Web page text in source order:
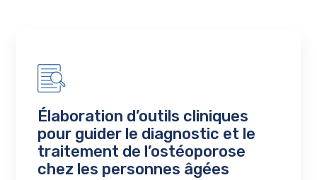
Élaboration d’outils cliniques
pour guider le diagnostic et le
traitement de l’ostéoporose
chez les personnes âgées